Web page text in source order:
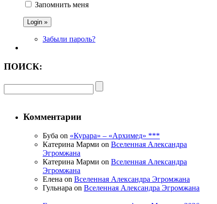
Запомнить меня
Забыли пароль?
ПОИСК:
Комментарии
Буба on «Курара» – «Архимед» ***
Катерина Марми on Вселенная Александра
Эгромжана
Катерина Марми on Вселенная Александра
Эгромжана
Елена on Вселенная Александра Эгромжана
Гульнара on Вселенная Александра Эгромжана